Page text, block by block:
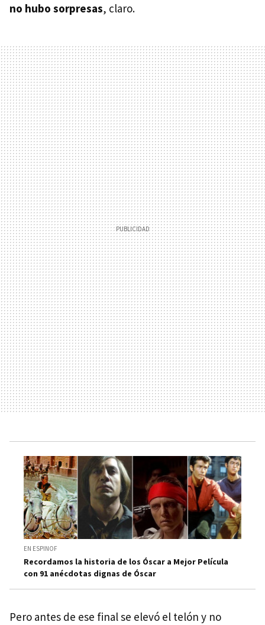
no hubo sorpresas, claro.
EN ESPINOF
Recordamos la historia de los Óscar a Mejor Película
con 91 anécdotas dignas de Óscar
Pero antes de ese final se elevó el telón y no